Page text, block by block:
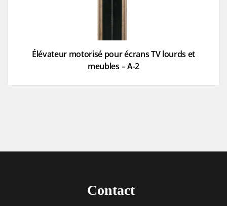
Élévateur motorisé pour écrans TV lourds et
meubles – A-2
Contact